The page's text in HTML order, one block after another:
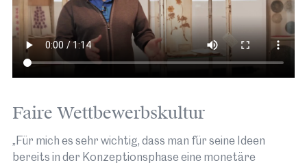
Faire Wettbewerbskultur
„Für mich es sehr wichtig, dass man für seine Ideen
bereits in der Konzeptionsphase eine monetäre
Do 24.09
Physikerin Francesca Ferlaino (Uni Innsbruck,
IQOQI) eröffnet mit einem Vortrag, Schauspieler
Rainer Bock und Astrophysiker Harald Lesch